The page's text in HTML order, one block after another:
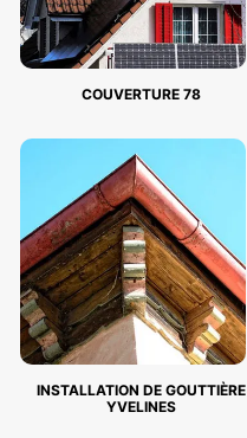
COUVERTURE 78
INSTALLATION DE GOUTTIÈRE
YVELINES